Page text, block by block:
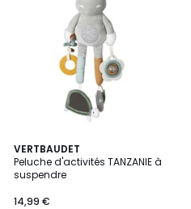
VERTBAUDET
Peluche d'activités TANZANIE à
suspendre
14,99 €